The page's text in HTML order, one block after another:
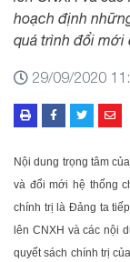
hoạch định
quá trình đổi mới
29/09/2020
Nội dung trọng tâm
và đổi mới hệ thống
chính trị là Đảng ta
lên CNXH và các nội
quyết sách chính trị